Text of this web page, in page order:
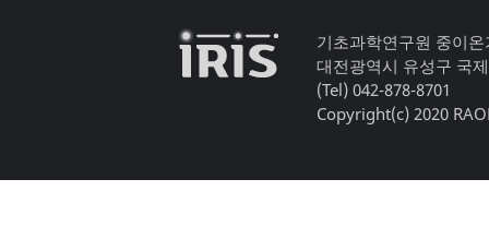
기초과학연구원 중이
대전광역시 유성구 국
(Tel) 042-878-8701
Copyright(c) 2020